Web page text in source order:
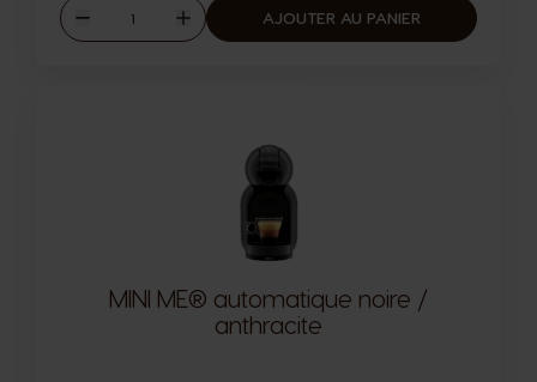
Diminuer
Quantité
Augmenter
AJOUTER AU PANIER
MINI ME® automatique noire /
anthracite